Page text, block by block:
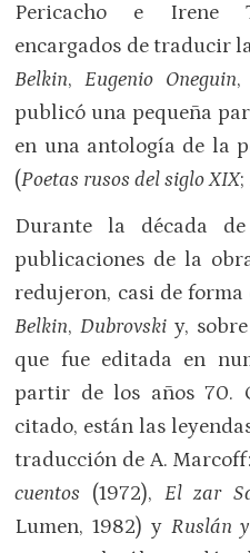
Pericacho e Irene
encargados de traducir
Belkin,Eugenio Oneguin,
publicó una pequeña
en una antología de la
(Poetas rusos del sigloXIX;
Durante la década
publicaciones de la
redujeron, casi de
Belkin,Dubrovski y,
que fue editada en
partir de los años 70.
citado, están las
traducción de A. Marcoff:
cuentos (1972), El zar
Lumen, 1982) y Ruslán